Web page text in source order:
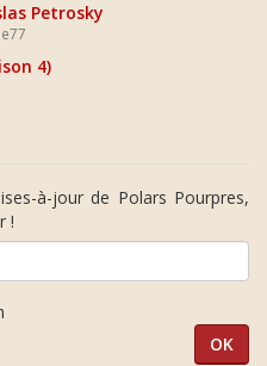
Petrosky
4)
à-jour de Polars Pourpres,
!